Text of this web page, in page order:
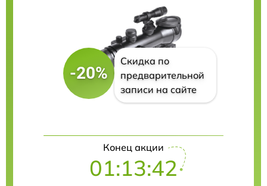
-20%
Скидка по
предварительной
записи на сайте
Конец акции
01:13:41